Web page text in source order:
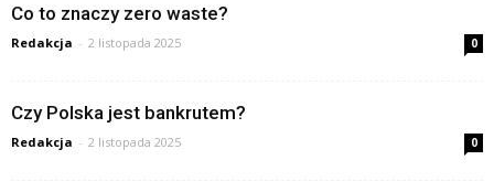
Co to znaczy zero waste?
Redakcja - 2 listopada 2025 0
Czy Polska jest bankrutem?
Redakcja - 2 listopada 2025 0